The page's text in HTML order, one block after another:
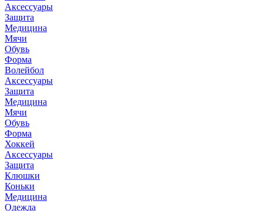
Аксессуары
Защита
Медицина
Мячи
Обувь
Форма
Волейбол
Аксессуары
Защита
Медицина
Мячи
Обувь
Форма
Хоккей
Аксессуары
Защита
Клюшки
Коньки
Медицина
Одежда